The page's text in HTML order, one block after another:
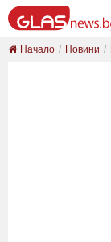
Начало Новини